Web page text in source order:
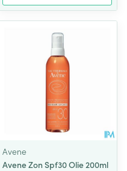
Avene
Avene Zon Spf30 Olie 200ml